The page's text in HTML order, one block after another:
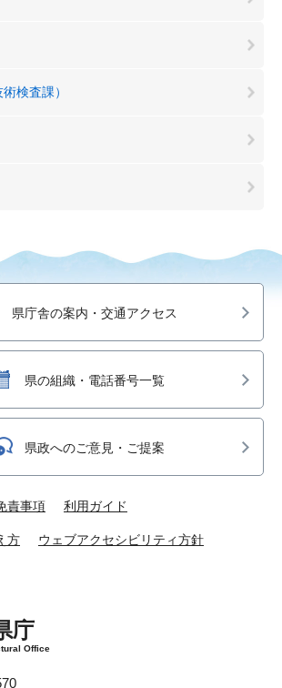
検査課）
県庁舎の案内・交通アクセス
県の組織・電話番号一覧
県政へのご意見・ご提案
責事項 利用ガイド
方 ウェブアクセシビリティ方針
庁
Office